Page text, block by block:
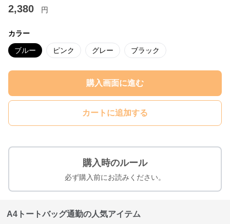
2,380 円
カラー
ブルー ピンク グレー ブラック
購入画面に進む
カートに追加する
購入時のルール
必ず購入前にお読みください。
A4トートバッグ通勤の人気アイテム